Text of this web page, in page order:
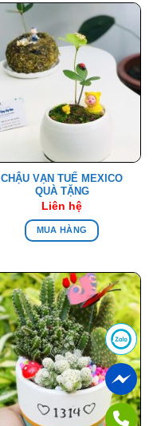
CHẬU VẠN TUẾ MEXICO
QUÀ TẶNG
Liên hệ
MUA HÀNG